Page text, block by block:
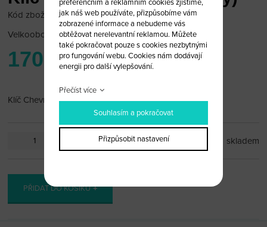
Kód zboží: Chevrolet 9/17
Velkoobchodní cena: po přihlášení
170 Kč
Klíč Chevrolet (levostraný) Nový styl
skladem
PŘIDAT DO KOŠÍKU
preferenčním a reklamním cookies zjistíme,
jak náš web používáte, přizpůsobíme vám
zobrazené informace a nebudeme vás
obtěžovat nerelevantní reklamou. Můžete
také pokračovat pouze s cookies nezbytnými
pro fungování webu. Cookies nám dodávají
energii pro další vylepšování.
Přečíst více
Souhlasím a pokračovat
Přizpůsobit nastavení